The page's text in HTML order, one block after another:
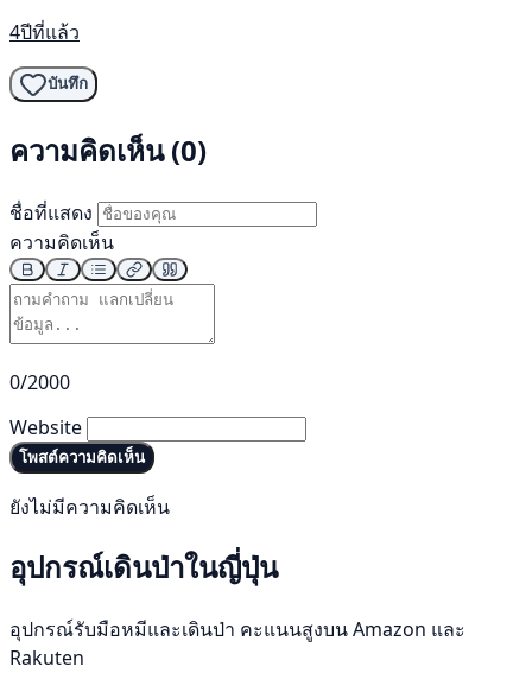
4ปีที่แล้ว
บันทึก
ความคิดเห็น (0)
ชื่อที่แสดง
ความคิดเห็น
0/2000
Website
โพสต์ความคิดเห็น
ยังไม่มีความคิดเห็น
อุปกรณ์เดินป่าในญี่ปุ่น
อุปกรณ์รับมือหมีและเดินป่า คะแนนสูงบน Amazon และ
Rakuten